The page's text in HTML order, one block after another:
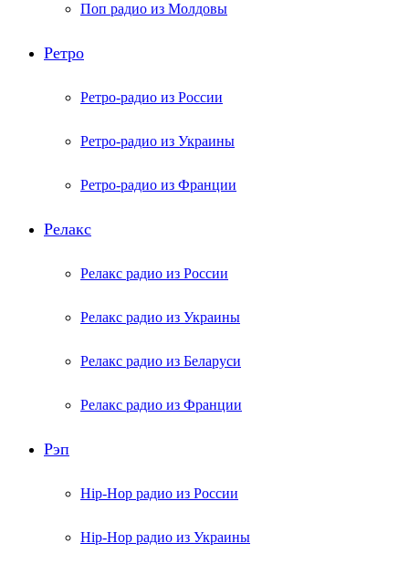
Поп радио из Молдовы
Ретро
Ретро-радио из России
Ретро-радио из Украины
Ретро-радио из Франции
Релакс
Релакс радио из России
Релакс радио из Украины
Релакс радио из Беларуси
Релакс радио из Франции
Рэп
Hip-Hop радио из России
Hip-Hop радио из Украины